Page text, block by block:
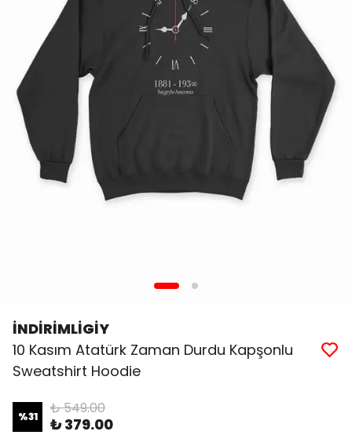
İNDİRİMLİGİY
10 Kasım Atatürk Zaman Durdu Kapşonlu
Sweatshirt Hoodie
%31 ₺ 549.00
₺ 379.00